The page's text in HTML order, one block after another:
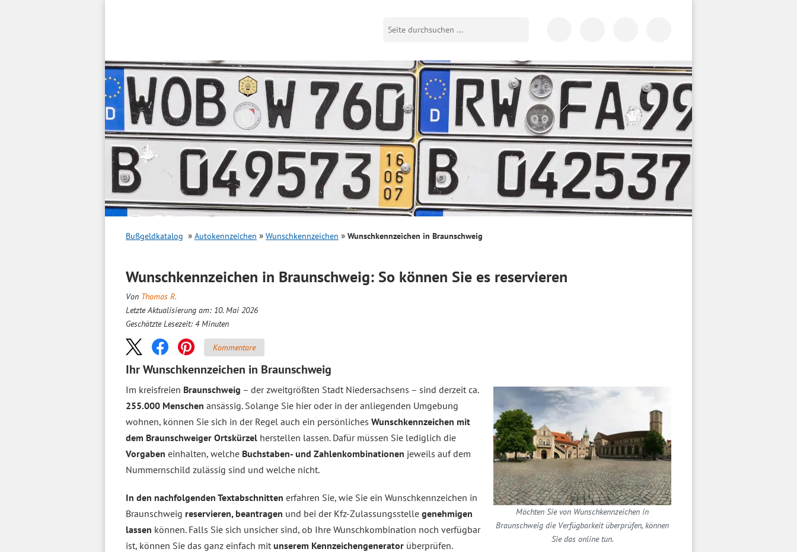
Bußgeldkatalog Autokennzeichen Wunschkennzeichen Wunschkennzeichen in Braunschweig
Wunschkennzeichen in Braunschweig: So können Sie es reservieren
Von Thomas R.
Letzte Aktualisierung am: 10. Mai 2026
Geschätzte Lesezeit: 4 Minuten
Kommentare
Ihr Wunschkennzeichen in Braunschweig
Möchten Sie von Wunschkennzeichen in
Braunschweig die Verfügbarkeit überprüfen, können
Sie das online tun.
Im kreisfreien Braunschweig – der zweitgrößten Stadt Niedersachsens – sind derzeit ca.
255.000 Menschen ansässig. Solange Sie hier oder in der anliegenden Umgebung
wohnen, können Sie sich in der Regel auch ein persönliches Wunschkennzeichen mit
dem Braunschweiger Ortskürzel herstellen lassen. Dafür müssen Sie lediglich die
Vorgaben einhalten, welche Buchstaben- und Zahlenkombinationen jeweils auf dem
Nummernschild zulässig sind und welche nicht.
In den nachfolgenden Textabschnitten erfahren Sie, wie Sie ein Wunschkennzeichen in
Braunschweig reservieren, beantragen und bei der Kfz-Zulassungsstelle genehmigen
lassen können. Falls Sie sich unsicher sind, ob Ihre Wunschkombination noch verfügbar
ist, können Sie das ganz einfach mit unserem Kennzeichengenerator überprüfen.